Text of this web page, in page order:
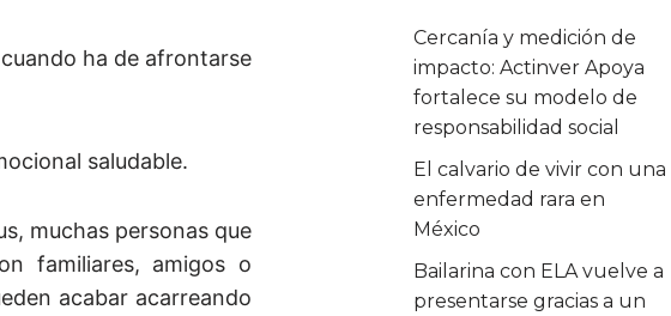
ha de afrontarse
saludable.
muchas personas que
familiares, amigos o
acabar acarreando
Cercanía y medición de
impacto: Actinver Apoya
fortalece su modelo de
responsabilidad social
El calvario de vivir con una
enfermedad rara en
México
Bailarina con ELA vuelve a
presentarse gracias a un